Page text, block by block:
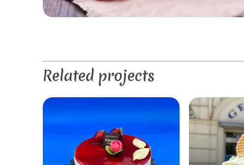
Related projects